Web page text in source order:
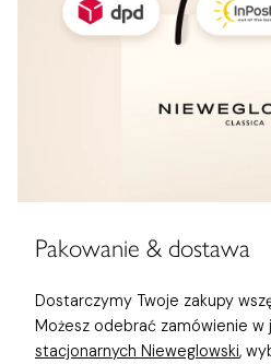
Pakowanie & dostawa
Dostarczymy Twoje zakupy
Możesz odebrać zamówienie w
stacjonarnych Nieweglowski,